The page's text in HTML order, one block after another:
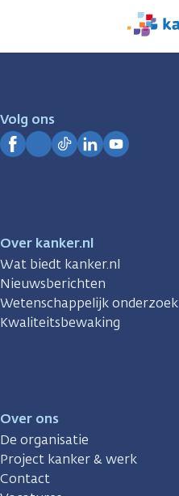
Volg ons
Over kanker.nl
Wat biedt kanker.nl
Nieuwsberichten
Wetenschappelijk onderzoek
Kwaliteitsbewaking
Over ons
De organisatie
Project kanker & werk
Contact